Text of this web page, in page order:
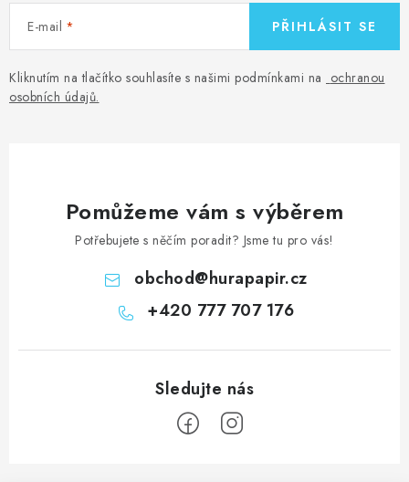
E-mail
Kliknutím na tlačítko souhlasíte s našimi podmínkami na ochranou
osobních údajů.
PŘIHLÁSIT SE
Pomůžeme vám s výběrem
Potřebujete s něčím poradit? Jsme tu pro vás!
obchod@hurapapir.cz
+420 777 707 176